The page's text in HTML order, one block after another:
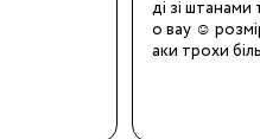
ді зі
о вау ☺️
аки трохи